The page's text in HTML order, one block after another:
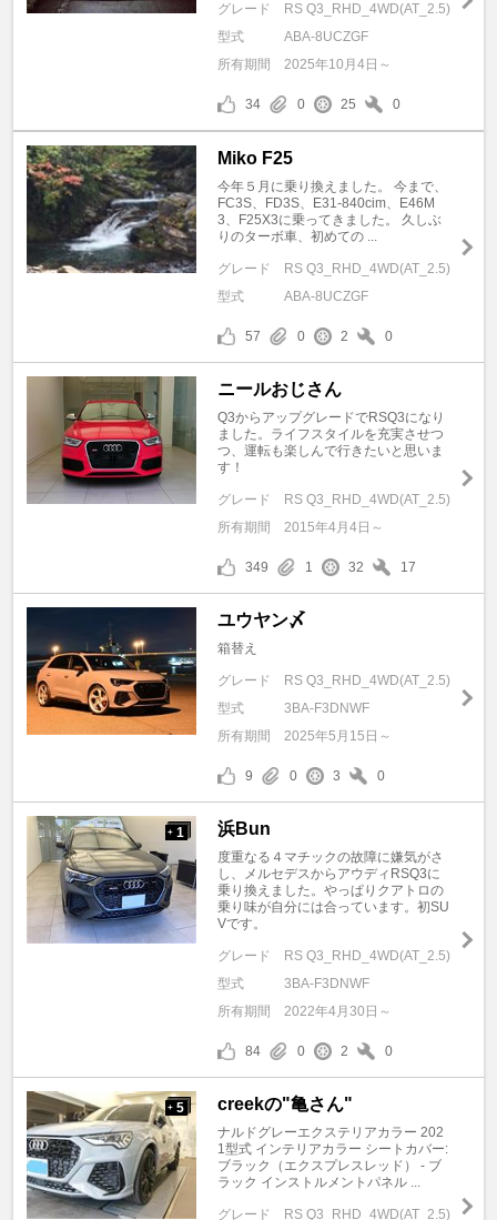
グレード
RS Q3_RHD_4WD(AT_2.5)
型式
ABA-8UCZGF
所有期間
2025年10月4日～
34 0 25 0
Miko F25
今年５月に乗り換えました。 今まで、
FC3S、FD3S、E31-840cim、E46M
3、F25X3に乗ってきました。 久しぶ
りのターボ車、初めての ...
グレード
RS Q3_RHD_4WD(AT_2.5)
型式
ABA-8UCZGF
57 0 2 0
ニールおじさん
Q3からアップグレードでRSQ3になり
ました。ライフスタイルを充実させつ
つ、運転も楽しんで行きたいと思いま
す！
グレード
RS Q3_RHD_4WD(AT_2.5)
所有期間
2015年4月4日～
349 1 32 17
ユウヤン〆
箱替え
グレード
RS Q3_RHD_4WD(AT_2.5)
型式
3BA-F3DNWF
所有期間
2025年5月15日～
9 0 3 0
+ 1 浜Bun
度重なる４マチックの故障に嫌気がさ
し、メルセデスからアウディRSQ3に
乗り換えました。やっぱりクアトロの
乗り味が自分には合っています。初SU
Vです。
グレード
RS Q3_RHD_4WD(AT_2.5)
型式
3BA-F3DNWF
所有期間
2022年4月30日～
84 0 2 0
+ 5 creekの"亀さん"
ナルドグレーエクステリアカラー 202
1型式 インテリアカラー シートカバー:
ブラック（エクスプレスレッド） - ブ
ラック インストルメントパネル ...
グレード RS Q3_RHD_4WD(AT_2.5)